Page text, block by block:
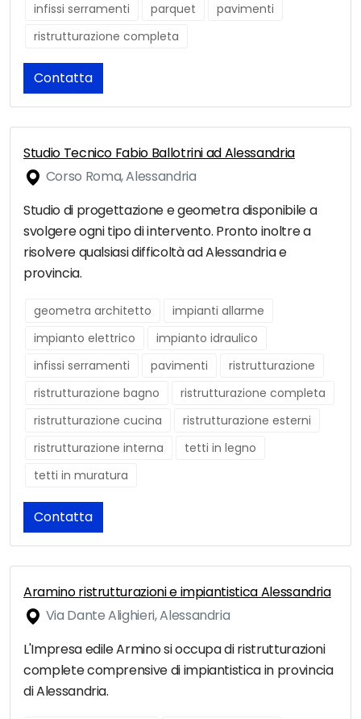
infissi serramenti
parquet
pavimenti
ristrutturazione completa
Contatta
Studio Tecnico Fabio Ballotrini ad Alessandria
Corso Roma, Alessandria
Studio di progettazione e geometra disponibile a
svolgere ogni tipo di intervento. Pronto inoltre a
risolvere qualsiasi difficoltà ad Alessandria e
provincia.
geometra architetto
impianti allarme
impianto elettrico
impianto idraulico
infissi serramenti
pavimenti
ristrutturazione
ristrutturazione bagno
ristrutturazione completa
ristrutturazione cucina
ristrutturazione esterni
ristrutturazione interna
tetti in legno
tetti in muratura
Contatta
Aramino ristrutturazioni e impiantistica Alessandria
Via Dante Alighieri, Alessandria
L'Impresa edile Armino si occupa di ristrutturazioni
complete comprensive di impiantistica in provincia
di Alessandria.